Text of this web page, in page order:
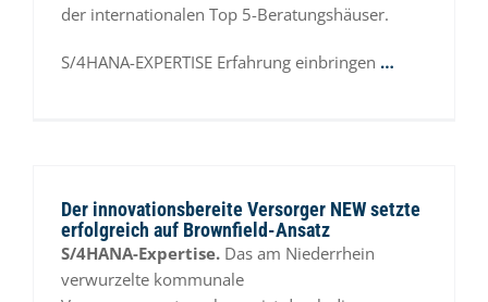
der internationalen Top 5-Beratungshäuser.
S/4HANA-EXPERTISE Erfahrung einbringen …
Der innovationsbereite Versorger NEW setzte
erfolgreich auf Brownfield-Ansatz
S/4HANA-Expertise. Das am Niederrhein
verwurzelte kommunale